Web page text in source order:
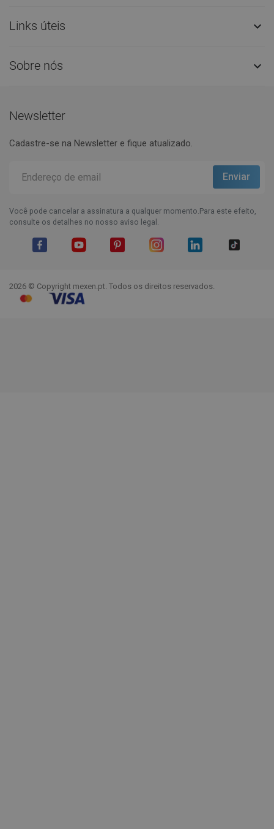
Links úteis 
Sobre nós 
Newsletter
Cadastre-se na Newsletter e fique atualizado.
Você pode cancelar a assinatura a qualquer momento.Para este efeito,
consulte os detalhes no nosso aviso legal.
2026 © Copyright mexen.pt. Todos os direitos reservados.